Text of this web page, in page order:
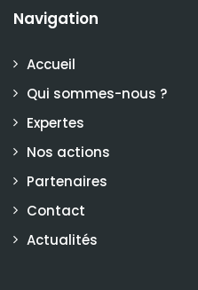
Navigation
Accueil
Qui sommes-nous ?
Expertes
Nos actions
Partenaires
Contact
Actualités